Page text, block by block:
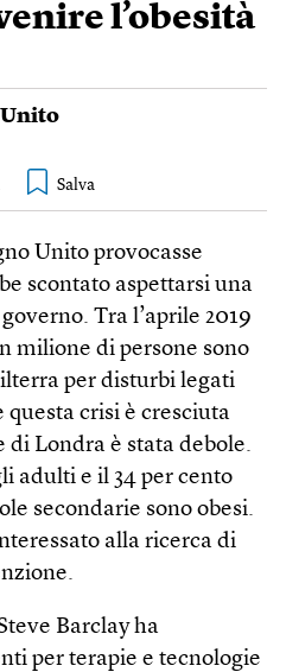
l’obesità
Unito provocasse
scontato aspettarsi una
Tra l’aprile 2019
milione di persone sono
per disturbi legati
questa crisi è cresciuta
Londra è stata debole.
adulti e il 34 per cento
secondarie sono obesi.
alla ricerca di
Barclay ha
per terapie e tecnologie